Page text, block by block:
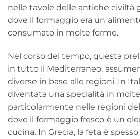
nelle tavole delle antiche civiltà
dove il formaggio era un
consumato in molte forme.
Nel corso del tempo, questa
in tutto il Mediterraneo,
diverse in base alle regioni. In
diventata una specialità in
particolarmente nelle regioni
dove il formaggio fresco è un
cucina. In Grecia, la feta è